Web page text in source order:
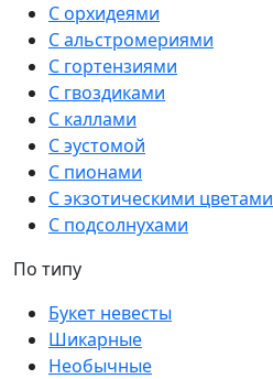
С орхидеями
С альстромериями
С гортензиями
С гвоздиками
С каллами
С эустомой
С пионами
С экзотическими цветами
С подсолнухами
По типу
Букет невесты
Шикарные
Необычные